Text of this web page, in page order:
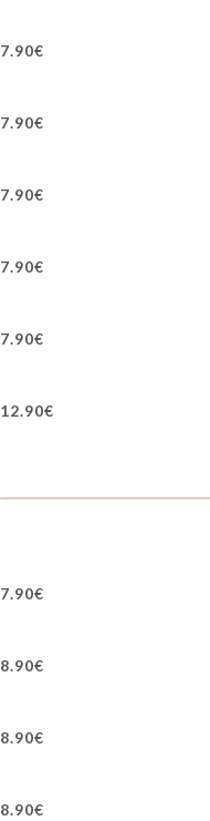
7.90€
7.90€
7.90€
7.90€
7.90€
12.90€
7.90€
8.90€
8.90€
8.90€